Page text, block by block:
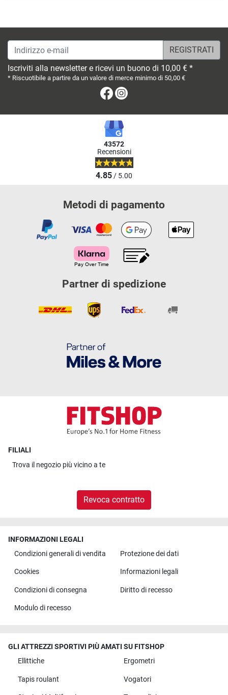
Indirizzo e-mail
Iscriviti alla newsletter e ricevi un buono di 10,00 € *
* Riscuotibile a partire da un valore di merce minimo di 50,00 €
Facebook
43572
Recensioni
4.85/ 5.00
Metodi di pagamento
Partner di spedizione
FILIALI
Trova il negozio più vicino a te
Revoca contratto
INFORMAZIONI LEGALI
Condizioni generali di vendita
Protezione dei dati
Cookies Informazioni legali
Condizioni di consegna Diritto di recesso
Modulo di recesso
GLI ATTREZZI SPORTIVI PIÙ AMATI SU FITSHOP
Ellittiche
Ergometri
Tapis roulant Vogatori